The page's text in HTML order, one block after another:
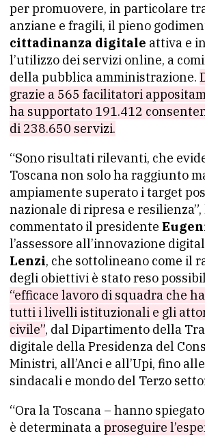
per promuovere, in particolare
anziane e fragili, il pieno
cittadinanza digitale attiva e
l’utilizzo dei servizi online, a
della pubblica amministrazione.
grazie a 565 facilitatori
ha supportato 191.412
di 238.650 servizi.
“Sono risultati rilevanti, che
Toscana non solo ha raggiunto
ampiamente superato i target
nazionale di ripresa e
commentato il presidente
l’assessore all’innovazione
Lenzi, che sottolineano come il
degli obiettivi è stato reso
“efficace lavoro di squadra che
tutti i livelli istituzionali e gli
civile”, dal Dipartimento della
digitale della Presidenza del
Ministri, all’Anci e all’Upi, fino
sindacali e mondo del Terzo
“Ora la Toscana – hanno
è determinata aproseguire